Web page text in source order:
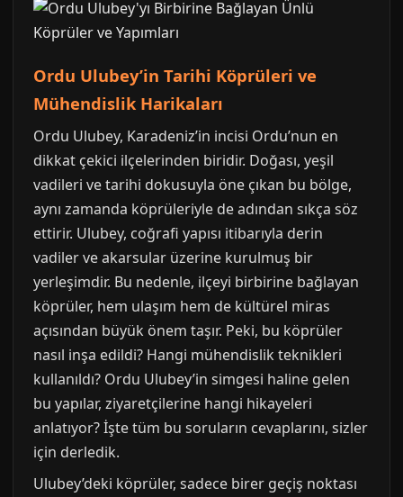
Ordu Ulubey’in Tarihi Köprüleri ve
Mühendislik Harikaları
Ordu Ulubey, Karadeniz’in incisi Ordu’nun en
dikkat çekici ilçelerinden biridir. Doğası, yeşil
vadileri ve tarihi dokusuyla öne çıkan bu bölge,
aynı zamanda köprüleriyle de adından sıkça söz
ettirir. Ulubey, coğrafi yapısı itibarıyla derin
vadiler ve akarsular üzerine kurulmuş bir
yerleşimdir. Bu nedenle, ilçeyi birbirine bağlayan
köprüler, hem ulaşım hem de kültürel miras
açısından büyük önem taşır. Peki, bu köprüler
nasıl inşa edildi? Hangi mühendislik teknikleri
kullanıldı? Ordu Ulubey’in simgesi haline gelen
bu yapılar, ziyaretçilerine hangi hikayeleri
anlatıyor? İşte tüm bu soruların cevaplarını, sizler
için derledik.
Ulubey’deki köprüler, sadece birer geçiş noktası